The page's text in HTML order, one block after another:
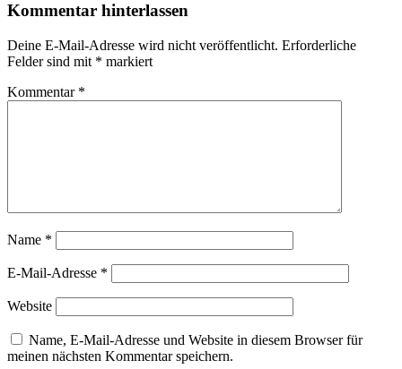
Kommentar hinterlassen
Deine E-Mail-Adresse wird nicht veröffentlicht. Erforderliche
Felder sind mit * markiert
Kommentar *
Name *
E-Mail-Adresse *
Website
Name, E-Mail-Adresse und Website in diesem Browser für
meinen nächsten Kommentar speichern.